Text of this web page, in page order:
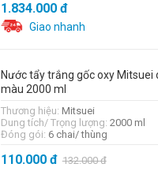
1.834.000đ
Giao nhanh
Nước tẩy trắng gốc oxy Mitsuei
màu 2000 ml
Thương hiệu: Mitsuei
Dung tích/ Trọng lượng: 2000 ml
Đóng gói: 6 chai/ thùng
110.000đ 132.000đ